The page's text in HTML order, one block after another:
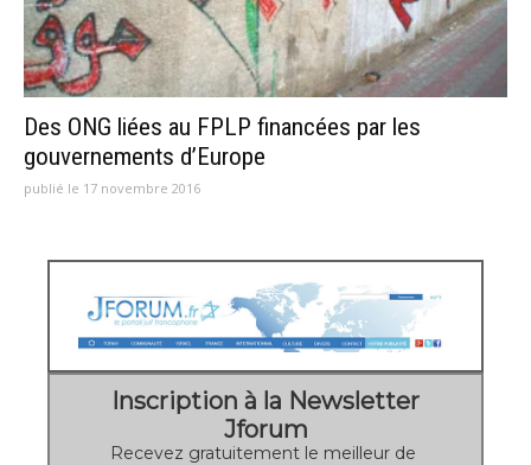
Des ONG liées au FPLP financées par les
gouvernements d’Europe
publié le 17 novembre 2016
Inscription à la Newsletter
Jforum
Recevez gratuitement le meilleur de